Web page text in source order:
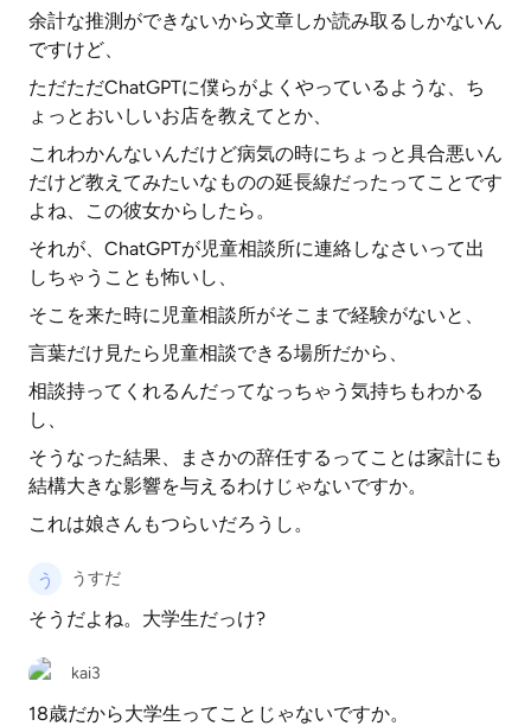
余計な推測ができないから文章しか読み取るしかないん
ですけど、
ただただChatGPTに僕らがよくやっているような、ち
ょっとおいしいお店を教えてとか、
これわかんないんだけど病気の時にちょっと具合悪いん
だけど教えてみたいなものの延長線だったってことです
よね、この彼女からしたら。
それが、ChatGPTが児童相談所に連絡しなさいって出
しちゃうことも怖いし、
そこを来た時に児童相談所がそこまで経験がないと、
言葉だけ見たら児童相談できる場所だから、
相談持ってくれるんだってなっちゃう気持ちもわかる
し、
そうなった結果、まさかの辞任するってことは家計にも
結構大きな影響を与えるわけじゃないですか。
これは娘さんもつらいだろうし。
うすだ
そうだよね。大学生だっけ?
kai3
18歳だから大学生ってことじゃないですか。